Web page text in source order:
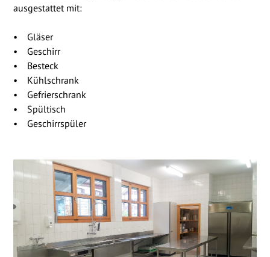
ausgestattet mit:
• Gläser
• Geschirr
• Besteck
• Kühlschrank
• Gefrierschrank
• Spültisch
• Geschirrspüler